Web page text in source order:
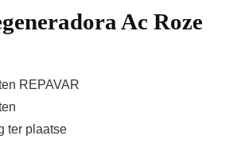
Ac Roze
REPAVAR
ter plaatse